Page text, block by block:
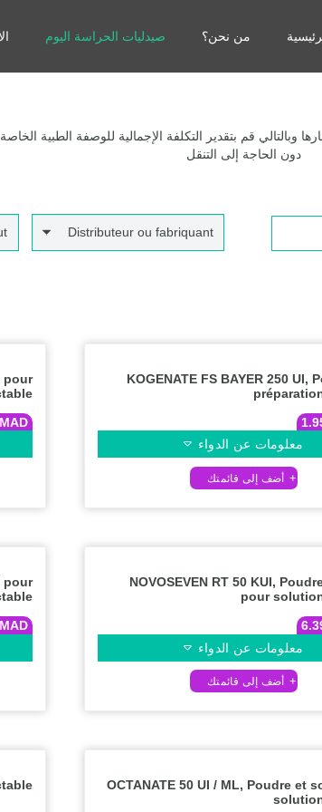
من نحن؟ صيدليات الحراسة اليوم
قم بتقدير التكلفة الإجمالية للوصفة الطبية
دون الحاجة إلى التنقل
Distributeur ou fabriquant
KOGENATE FS BAYER 250 UI,
معلومات عن الدواء
pour
MAD
NOVOSEVEN RT 50 KUI,
pour
معلومات عن الدواء
pour
MAD
OCTANATE 50 UI / ML, Poudre et